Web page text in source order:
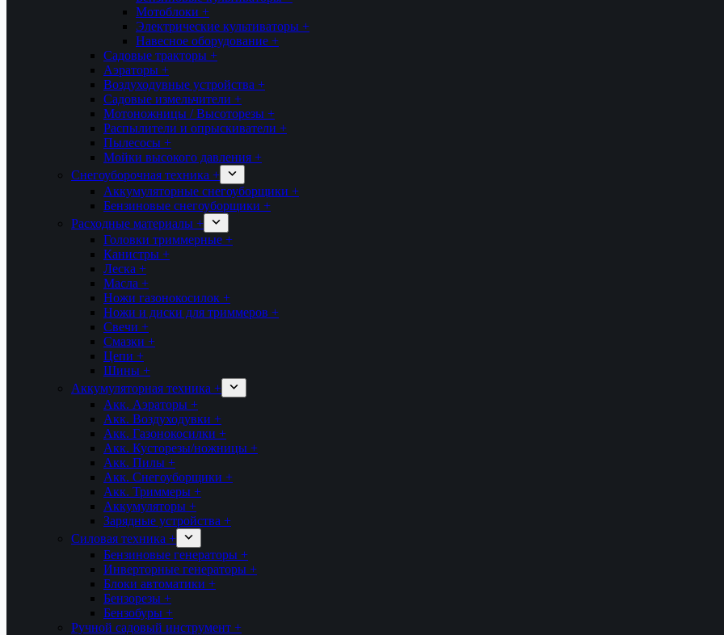
Мотоблоки +
Электрические культиваторы +
Навесное оборудование +
Садовые тракторы +
Аэраторы +
Воздуходувные устройства +
Садовые измельчители +
Мотоножницы / Высоторезы +
Распылители и опрыскиватели +
Пылесосы +
Мойки высокого давления +
Снегоуборочная техника +
Аккумуляторные снегоуборщики +
Бензиновые снегоуборщики +
Расходные материалы +
Головки триммерные +
Канистры +
Леска +
Масла +
Ножи газонокосилок +
Ножи и диски для триммеров +
Свечи +
Смазки +
Цепи +
Шины +
Аккумуляторная техника +
Акк. Аэраторы +
Акк. Воздуходувки +
Акк. Газонокосилки +
Акк. Кусторезы/ножницы +
Акк. Пилы +
Акк. Снегоуборщики +
Акк. Триммеры +
Аккумуляторы +
Зарядные устройства +
Силовая техника +
Бензиновые генераторы +
Инверторные генераторы +
Блоки автоматики +
Бензорезы +
Бензобуры +
Ручной садовый инструмент +